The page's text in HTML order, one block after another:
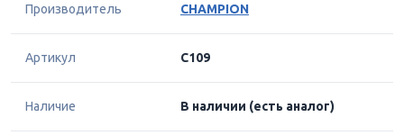
Производитель CHAMPION
Артикул C109
Наличие В наличии (есть аналог)